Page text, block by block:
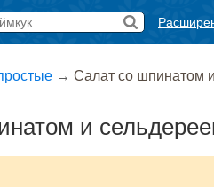
→ Салат со шпинатом и
и